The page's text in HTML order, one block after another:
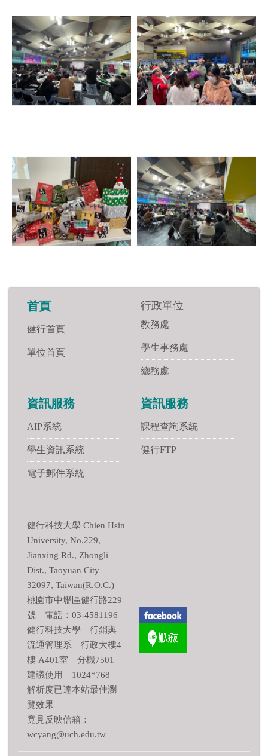
首頁
健行首頁
單位首頁
行政單位
教務處
學生事務處
總務處
資訊服務
AIP系統
學生資訊系統
電子郵件系統
資訊服務
課程查詢系統
健行FTP
健行科技大學 Chien Hsin
University, No.229,
Jianxing Rd., Zhongli
Dist., Taoyuan City
32097, Taiwan(R.O.C.)
桃園市中壢區健行路229
號 電話：03-4581196
健行科技大學 行銷與
流通管理系 行政大樓4
樓 A401室 分機7501
建議使用 1024*768
解析度已達本站最佳瀏
覽效果
竟見反映信箱：
wcyang@uch.edu.tw